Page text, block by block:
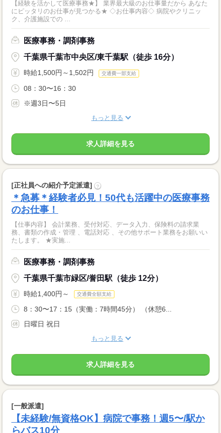
【経験を活かして医療事務★】 業界最大級のお仕事量だから あなた
にピッタリのお仕事が見つかる★ ◇お仕事内容◇ 病院やクリニッ
ク、介護施設での ...
医療事務・調剤事務
千葉県千葉市中央区/東千葉駅（徒歩 16分）
時給1,500円～1,502円 交通費一部支給
08：30〜16：30
※週3日〜5日
もっと見る
求人詳細を見る
[正社員への紹介予定派遣] ?
＊急募＊経験者必見！50代も活躍中の医療事務
のお仕事！
【仕事内容】 会計業務、受付対応、データ入力、保険料の請求業
務、書類の作成・管理 、電話対応 、その他サポート業務をお願いい
たします。 ★実施...
医療事務・調剤事務
千葉県千葉市緑区/誉田駅（徒歩 12分）
時給1,400円～ 交通費全額支給
8：30〜17：15（実働：7時間45分） （休憩6...
日曜日 祝日
もっと見る
求人詳細を見る
[一般派遣]
【未経験/無資格OK】病院で事務！週5〜/駅か
らバス10分